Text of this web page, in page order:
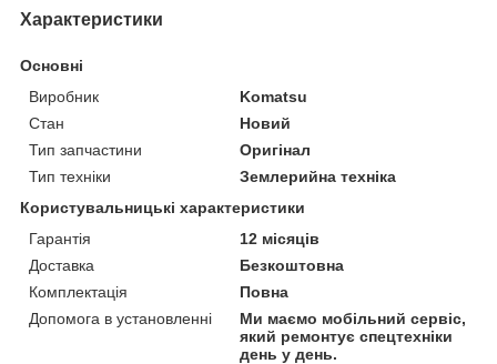
Характеристики
Основні
Виробник
Komatsu
Стан
Новий
Тип запчастини
Оригінал
Тип техніки
Землерийна техніка
Користувальницькі характеристики
Гарантія
12 місяців
Доставка
Безкоштовна
Комплектація
Повна
Допомога в установленні
Ми маємо мобільний сервіс,
який ремонтує спецтехніки
день у день.